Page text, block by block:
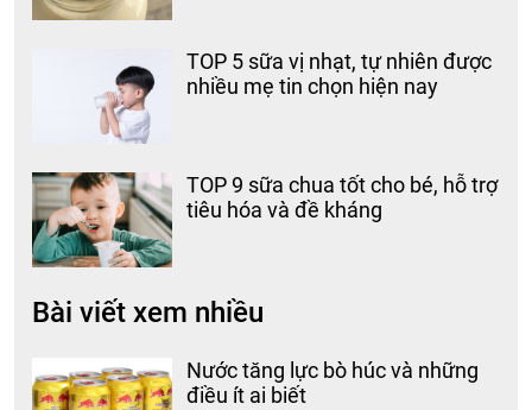
TOP 5 sữa vị nhạt, tự nhiên được
nhiều mẹ tin chọn hiện nay
TOP 9 sữa chua tốt cho bé, hỗ trợ
tiêu hóa và đề kháng
Bài viết xem nhiều
Nước tăng lực bò húc và những
điều ít ai biết